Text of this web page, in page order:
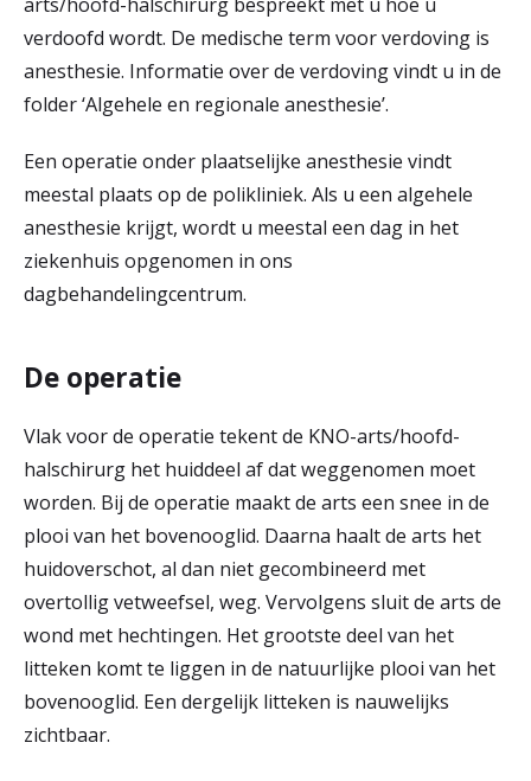
verdoofd wordt. De medische term voor verdoving is
anesthesie. Informatie over de verdoving vindt u in de
folder ‘Algehele en regionale anesthesie’.
Een operatie onder plaatselijke anesthesie vindt
meestal plaats op de polikliniek. Als u een algehele
anesthesie krijgt, wordt u meestal een dag in het
ziekenhuis opgenomen in ons
dagbehandelingcentrum.
De operatie
Vlak voor de operatie tekent de KNO-arts/hoofd-
halschirurg het huiddeel af dat weggenomen moet
worden. Bij de operatie maakt de arts een snee in de
plooi van het bovenooglid. Daarna haalt de arts het
huidoverschot, al dan niet gecombineerd met
overtollig vetweefsel, weg. Vervolgens sluit de arts de
wond met hechtingen. Het grootste deel van het
litteken komt te liggen in de natuurlijke plooi van het
bovenooglid. Een dergelijk litteken is nauwelijks
zichtbaar.